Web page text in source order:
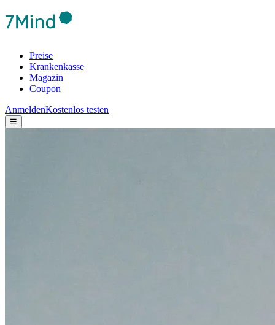
Preise
Krankenkasse
Magazin
Coupon
AnmeldenKostenlos testen
☰